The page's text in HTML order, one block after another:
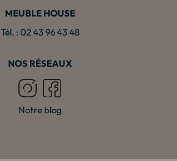
MEUBLE HOUSE
Tél. : 02 43 96 43 48
NOS RÉSEAUX
Notre blog